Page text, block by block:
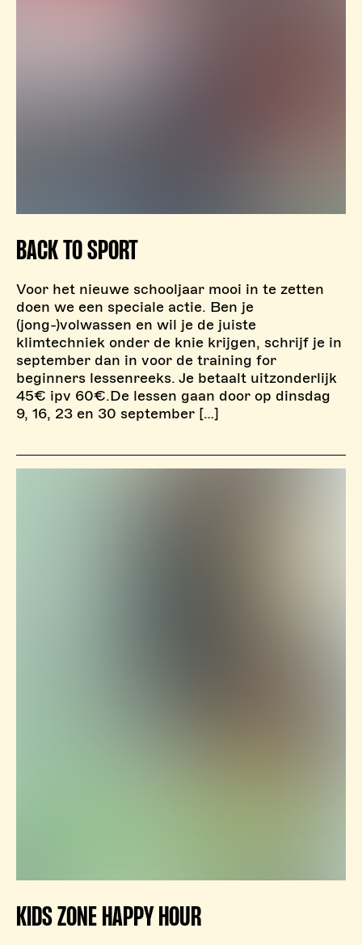
BACK TO SPORT
Voor het nieuwe schooljaar mooi in te zetten
doen we een speciale actie. Ben je
(jong-)volwassen en wil je de juiste
klimtechniek onder de knie krijgen, schrijf je in
september dan in voor de training for
beginners lessenreeks. Je betaalt uitzonderlijk
45€ ipv 60€.De lessen gaan door op dinsdag
9, 16, 23 en 30 september […]
KIDS ZONE HAPPY HOUR